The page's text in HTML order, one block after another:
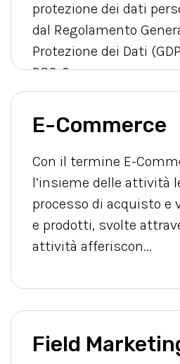
protezione dei dati
dal Regolamento
Protezione dei Dati
DPO &e...
E-Commerce
Con il termine E-
l’insieme delle attività
processo di acquisto e
e prodotti, svolte
attività afferiscon...
Field